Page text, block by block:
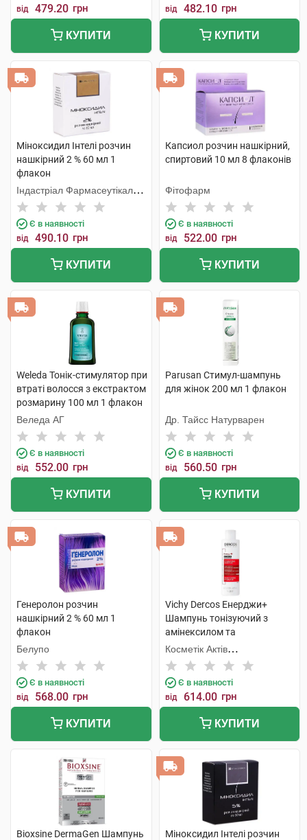
від 479.20 грн
КУПИТИ
від 482.10 грн
КУПИТИ
Міноксидил Інтелі розчин
нашкірний 2 % 60 мл 1
флакон
Індастріал Фармасеутікал
Кантабріа
Є в наявності
від 490.10 грн
КУПИТИ
Капсиол розчин нашкірний,
спиртовий 10 мл 8 флаконів
Фітофарм
Є в наявності
від 522.00 грн
КУПИТИ
Weleda Тонік-стимулятор при
втраті волосся з екстрактом
розмарину 100 мл 1 флакон
Веледа АГ
Є в наявності
від 552.00 грн
КУПИТИ
Parusan Cтимул-шампунь
для жінок 200 мл 1 флакон
Др. Тайсс Натурварен
Є в наявності
від 560.50 грн
КУПИТИ
Генеролон розчин
нашкірний 2 % 60 мл 1
флакон
Белупо
Є в наявності
від 568.00 грн
КУПИТИ
Vichy Dercos Енерджи+
Шампунь тонізуючий з
амінексилом та
ніацинамідом для боротьби
з випадінням волосся 200
мл 1 флакон
Косметік Актів
Інтернаціональ
Є в наявності
від 614.00 грн
КУПИТИ
Bioxsine DermaGen Шампунь
Міноксидил Інтелі розчин